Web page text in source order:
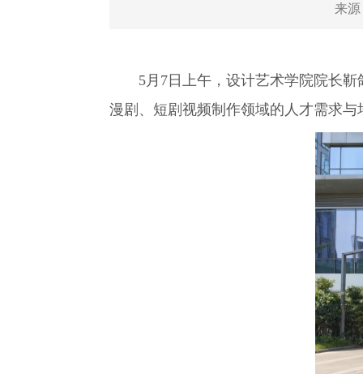
来源
5月7日上午，设计艺术学院院长靳
漫剧、短剧视频制作领域的人才需求